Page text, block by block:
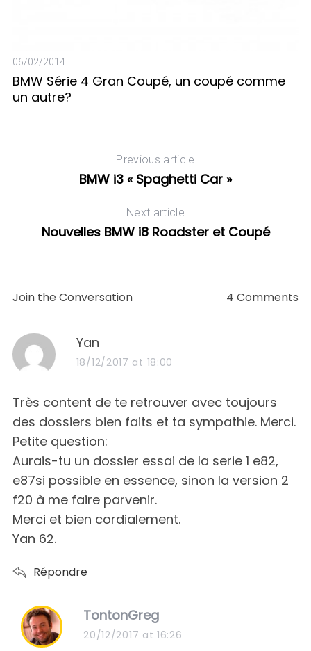
06/02/2014
BMW Série 4 Gran Coupé, un coupé comme
un autre?
Previous article
BMW i3 « Spaghetti Car »
Next article
Nouvelles BMW i8 Roadster et Coupé
Join the Conversation 4 Comments
s
a
s
:
Yan
18/12/2017 at 18:00
Très content de te retrouver avec toujours
des dossiers bien faits et ta sympathie. Merci.
Petite question:
Aurais-tu un dossier essai de la serie 1 e82,
e87si possible en essence, sinon la version 2
f20 à me faire parvenir.
Merci et bien cordialement.
Yan 62.
Répondre
s
a
TontonGreg
20/12/2017 at 16:26
a
r
c
h
f
o
r
: